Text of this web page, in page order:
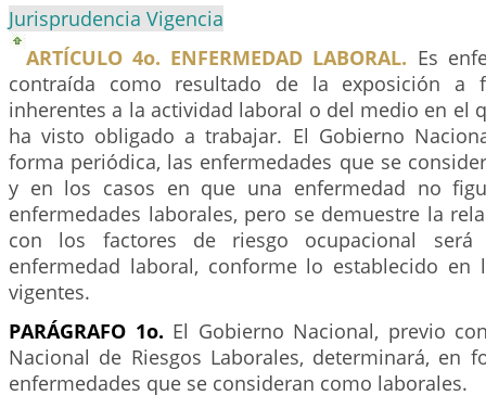
Jurisprudencia Vigencia
ARTÍCULO 4o. ENFERMEDAD LABORAL. Es
contraída como resultado de la exposición a
inherentes a la actividad laboral o del medio en el
ha visto obligado a trabajar. El Gobierno
forma periódica, las enfermedades que se
y en los casos en que una enfermedad no
enfermedades laborales, pero se demuestre la
con los factores de riesgo ocupacional será
enfermedad laboral, conforme lo establecido en
vigentes.
PARÁGRAFO 1o. El Gobierno Nacional, previo
Nacional de Riesgos Laborales, determinará, en
enfermedades que se consideran como laborales.